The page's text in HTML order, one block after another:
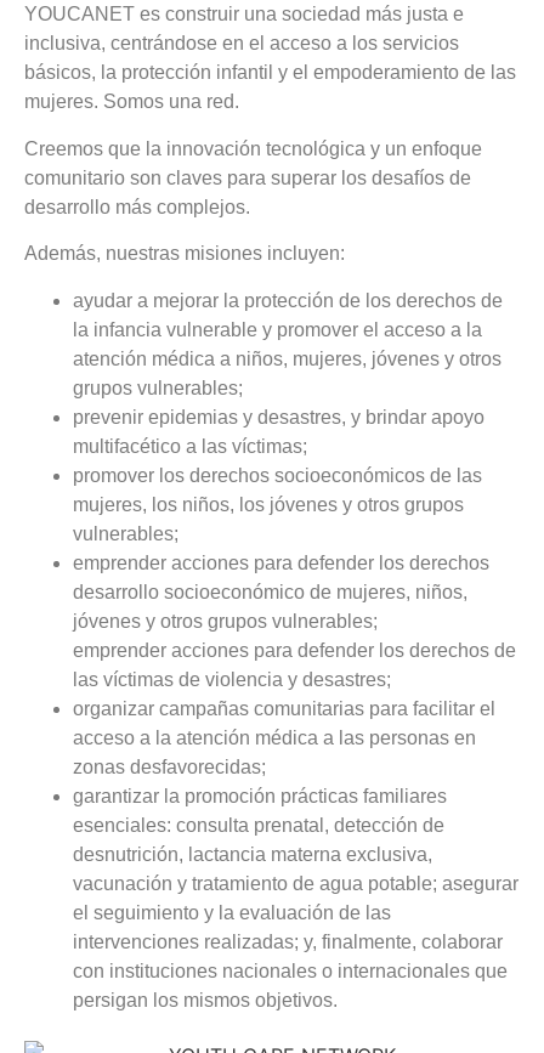
YOUCANET es construir una sociedad más justa e
inclusiva, centrándose en el acceso a los servicios
básicos, la protección infantil y el empoderamiento de las
mujeres. Somos una red.
Creemos que la innovación tecnológica y un enfoque
comunitario son claves para superar los desafíos de
desarrollo más complejos.
Además, nuestras misiones incluyen:
ayudar a mejorar la protección de los derechos de
la infancia vulnerable y promover el acceso a la
atención médica a niños, mujeres, jóvenes y otros
grupos vulnerables;
prevenir epidemias y desastres, y brindar apoyo
multifacético a las víctimas;
promover los derechos socioeconómicos de las
mujeres, los niños, los jóvenes y otros grupos
vulnerables;
emprender acciones para defender los derechos
desarrollo socioeconómico de mujeres, niños,
jóvenes y otros grupos vulnerables;
emprender acciones para defender los derechos de
las víctimas de violencia y desastres;
organizar campañas comunitarias para facilitar el
acceso a la atención médica a las personas en
zonas desfavorecidas;
garantizar la promoción prácticas familiares
esenciales: consulta prenatal, detección de
desnutrición, lactancia materna exclusiva,
vacunación y tratamiento de agua potable; asegurar
el seguimiento y la evaluación de las
intervenciones realizadas; y, finalmente, colaborar
con instituciones nacionales o internacionales que
persigan los mismos objetivos.